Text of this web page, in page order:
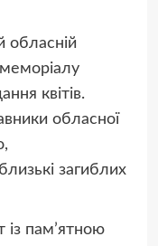
обласній
меморіалу
квітів.
обласної
загиблих
пам’ятною